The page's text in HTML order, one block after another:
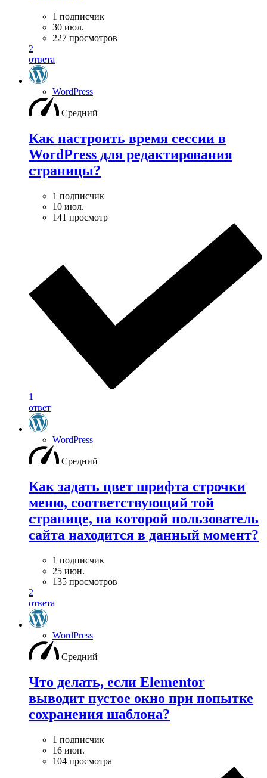
1 подписчик
30 июл.
227 просмотров
2
ответа
WordPress
Средний
Как настроить время сессии в
WordPress для редактирования
страницы?
1 подписчик
10 июл.
141 просмотр
1
ответ
WordPress
Средний
Как задать цвет шрифта строчки
меню, соответствующий той
странице, на которой пользователь
сайта находится в данный момент?
1 подписчик
25 июн.
135 просмотров
2
ответа
WordPress
Средний
Что делать, если Elementor
выводит пустое окно при попытке
сохранения шаблона?
1 подписчик
16 июн.
104 просмотра